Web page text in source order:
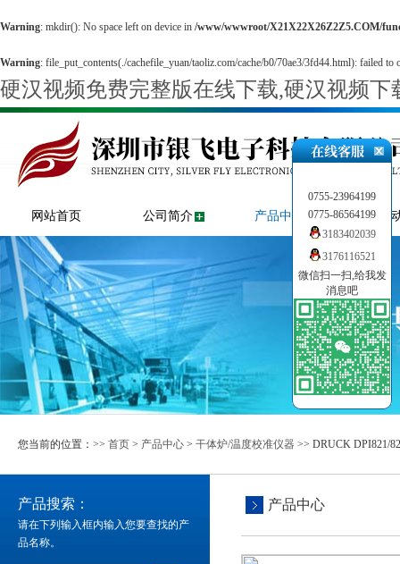
Warning: mkdir(): No space left on device in /www/wwwroot/X21X22X26Z2Z5.COM/
Warning: file_put_contents(./cachefile_yuan/taoliz.com/cache/b0/70ae3/3fd44.html): failed
硬汉视频免费完整版在线下载,硬汉视频
网站首页 公司简介 产品中心 新闻
您当前的位置：>> 首页 > 产品中心 > 干体炉/温度校准仪器 >> DRUCK DPI821/
产品搜索：
请在下列输入框内输入您要查找的产
品名称。
产品中心
0755-23964199
0775-86564199
3183402039
3176116521
微信扫一扫,给我发
消息吧